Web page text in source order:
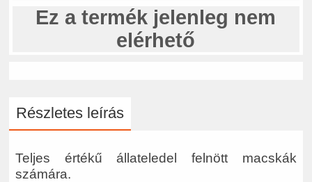
Ez a termék jelenleg nem
elérhető
Részletes leírás
Teljes értékű állateledel felnött macskák
számára.